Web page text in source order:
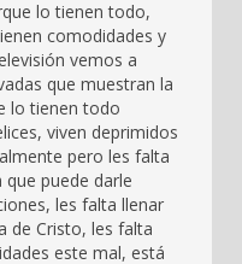
lo tienen todo,
comodidades y
vemos a
que muestran la
lo tienen todo
viven deprimidos
pero les falta
puede darle
les falta llenar
de Cristo, les falta
este mal, está